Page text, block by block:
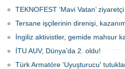
TEKNOFEST ‘Mavi Vatan’ ziyaretçi
Tersane işçilerinin direnişi,
İngiliz aktivistler, gemide mahsur
İTU AUV, Dünya’da 2. oldu!
Türk Armatöre 'Uyuşturucu'